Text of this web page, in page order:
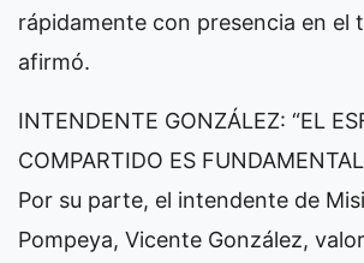
rápidamente con presencia en el
afirmó.
INTENDENTE GONZÁLEZ: “EL
COMPARTIDO ES FUNDAMENTAL
Por su parte, el intendente de
Pompeya, Vicente González,